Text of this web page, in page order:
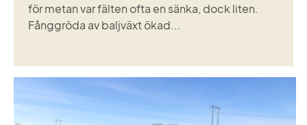
för metan var fälten ofta en sänka, dock liten.
Fånggröda av baljväxt ökad...